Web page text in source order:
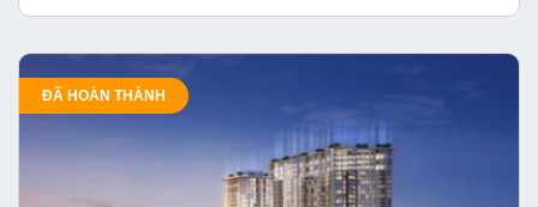
ĐÃ HOÀN THÀNH